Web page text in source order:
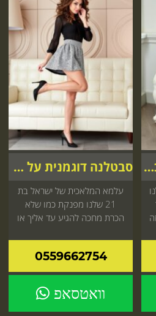
בלן אחת הבחורות הכי יפות בישראל
שלנו
סבטלנה דוגמנית על אצלך בבית
עלמא המלאכית של ישראל בת
21 שלנו מפנקת כמו שלא
הכרת מחכה להגיע עד אליך או
לפספס עכשיו באתר
0559662754
וואטסאפ